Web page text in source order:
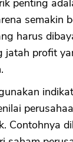
penting
semakin
harus
jatah profit
Contohnya